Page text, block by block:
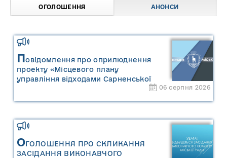
ОГОЛОШЕННЯ АНОНСИ
Повідомлення про оприлюднення
проекту «Місцевого плану
управління відходами Сарненської
міської територіальної громади» та
управління відходами Сарненської
міської територіальної громади»
06 серпня 2026
ОГОЛОШЕННЯ ПРО СКЛИКАННЯ
ЗАСІДАННЯ ВИКОНАВЧОГО